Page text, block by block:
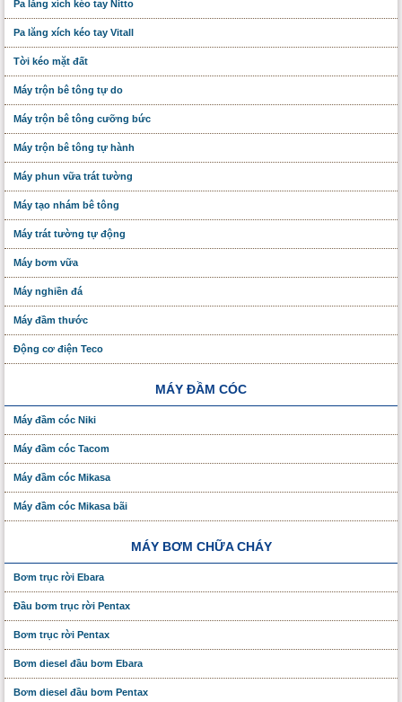
Pa lăng xích kéo tay Nitto
Pa lăng xích kéo tay Vitall
Tời kéo mặt đất
Máy trộn bê tông tự do
Máy trộn bê tông cưỡng bức
Máy trộn bê tông tự hành
Máy phun vữa trát tường
Máy tạo nhám bê tông
Máy trát tường tự động
Máy bơm vữa
Máy nghiền đá
Máy đầm thước
Động cơ điện Teco
MÁY ĐẦM CÓC
Máy đầm cóc Niki
Máy đầm cóc Tacom
Máy đầm cóc Mikasa
Máy đầm cóc Mikasa bãi
MÁY BƠM CHỮA CHÁY
Bơm trục rời Ebara
Đầu bơm trục rời Pentax
Bơm trục rời Pentax
Bơm diesel đầu bơm Ebara
Bơm diesel đầu bơm Pentax